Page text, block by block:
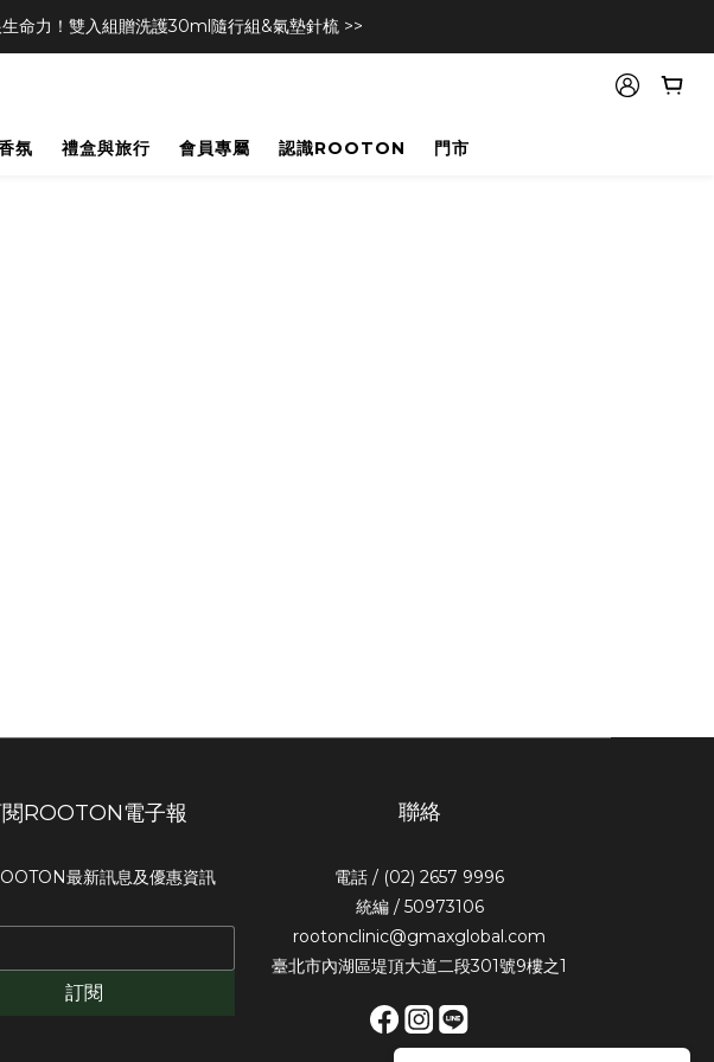
命力！雙入組贈洗護30ml隨行組&氣墊針梳 >>
氛 禮盒與旅行 會員專屬 認識ROOTON 門市
ROOTON電子報
最新訊息及優惠資訊
訂閱
聯絡
電話 / (02) 2657 9996
統編 / 50973106
rootonclinic@gmaxglobal.com
臺北市內湖區堤頂大道二段301號9樓之1